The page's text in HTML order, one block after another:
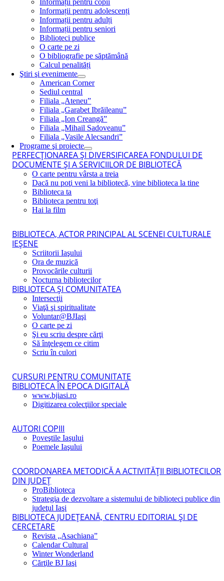
Informații pentru copii
Informații pentru adolescenți
Informații pentru adulți
Informații pentru seniori
Biblioteci publice
O carte pe zi
O bibliografie pe săptămână
Calcul penalități
Ştiri şi evenimente
American Corner
Sediul central
Filiala „Ateneu”
Filiala „Garabet Ibrăileanu”
Filiala „Ion Creangă”
Filiala „Mihail Sadoveanu”
Filiala „Vasile Alecsandri”
Programe şi proiecte
PERFECŢIONAREA ŞI DIVERSIFICAREA FONDULUI DE
DOCUMENTE ŞI A SERVICIILOR DE BIBLIOTECĂ
O carte pentru vârsta a treia
Dacă nu poţi veni la bibliotecă, vine biblioteca la tine
Biblioteca ta
Biblioteca pentru toţi
Hai la film
BIBLIOTECA, ACTOR PRINCIPAL AL SCENEI CULTURALE
IEŞENE
Scriitorii Iaşului
Ora de muzică
Provocările culturii
Nocturna bibliotecilor
BIBLIOTECA ŞI COMUNITATEA
Intersecţii
Viaţă şi spiritualitate
Voluntar@BJIaşi
O carte pe zi
Şi eu scriu despre cărţi
Să înţelegem ce citim
Scriu în culori
CURSURI PENTRU COMUNITATE
BIBLIOTECA ÎN EPOCA DIGITALĂ
www.bjiasi.ro
Digitizarea colecţiilor speciale
AUTORI COPIII
Poveştile Iaşului
Poemele Iaşului
COORDONAREA METODICĂ A ACTIVITĂŢII BIBLIOTECILOR
DIN JUDEŢ
ProBiblioteca
Strategia de dezvoltare a sistemului de biblioteci publice din
judeţul Iaşi
BIBLIOTECA JUDEŢEANĂ, CENTRU EDITORIAL ŞI DE
CERCETARE
Revista „Asachiana”
Calendar Cultural
Winter Wonderland
Cărţile BJ Iaşi